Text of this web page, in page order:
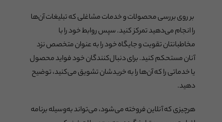
بر روی بررسی محصولات و خدمات مشاغلی که تبلیغات آن‌ها
را انجام می‌دهید تمرکز کنید. سپس روابط خود را با
مخاطبانتان تقویت و جایگاه خود را به عنوان متخصص نزد
آنان مستحکم کنید. برای دنبال‌کنندگان خود فواید محصول
یا خدماتی را که آن‌ها را به خریدشان تشویق می‌کنید، توضیح
دهید.
هرچیزی که آنلاین فروخته می‌شود، می‌تواند به‌وسیله برنامه